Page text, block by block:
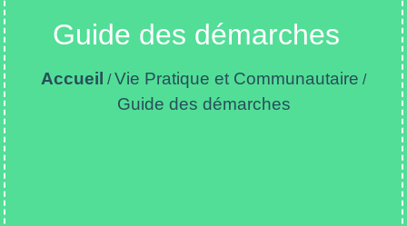
Guide des démarches
Accueil /Vie Pratique et Communautaire /
Guide des démarches